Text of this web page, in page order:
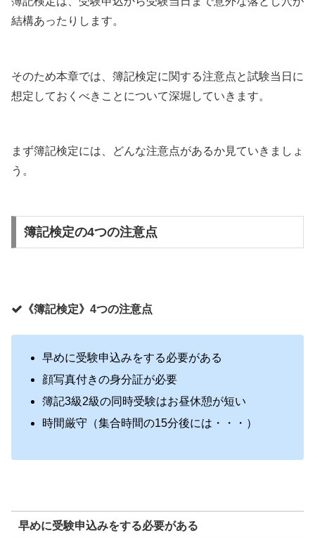
結構あったりします。
そのため本章では、簿記検定に関する注意点と試験当日に
想定しておくべきことについて深堀していきます。
まず簿記検定には、どんな注意点があるか見ていきましょ
う。
簿記検定の4つの注意点
《簿記検定》4つの注意点
早めに受験申込みをする必要がある
顔写真付きの身分証が必要
簿記3級2級の同時受験はお昼休憩が短い
時間厳守（集合時間の15分後には・・・）
早めに受験申込みをする必要がある